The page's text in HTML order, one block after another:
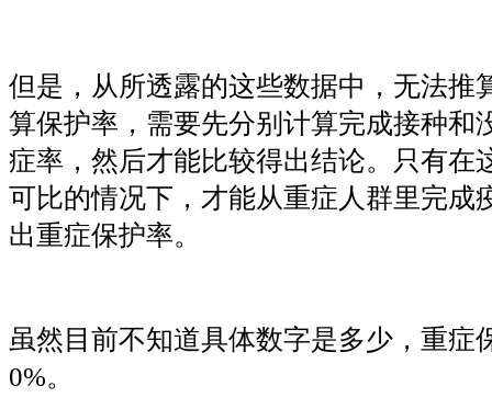
但是，从所透露的这些数据中，无法推
算保护率，需要先分别计算完成接种和
症率，然后才能比较得出结论。只有在
可比的情况下，才能从重症人群里完成
出重症保护率。
虽然目前不知道具体数字是多少，重症
0%。